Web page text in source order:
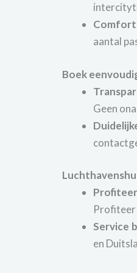
Comfort
aantal
Boek
Geen
Profiteer
Service
en